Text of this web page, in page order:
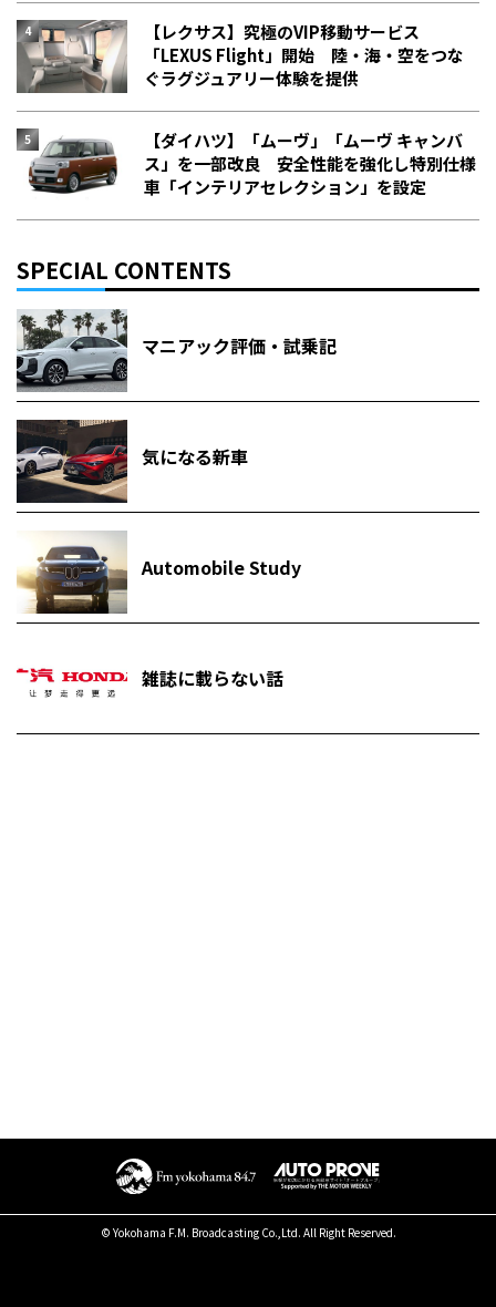
【レクサス】究極のVIP移動サービス
「LEXUS Flight」開始 陸・海・空をつな
ぐラグジュアリー体験を提供
【ダイハツ】「ムーヴ」「ムーヴ キャンバ
ス」を一部改良 安全性能を強化し特別仕様
車「インテリアセレクション」を設定
SPECIAL CONTENTS
マニアック評価・試乗記
気になる新車
Automobile Study
雑誌に載らない話
© Yokohama F.M. Broadcasting Co.,Ltd. All Right Reserved.